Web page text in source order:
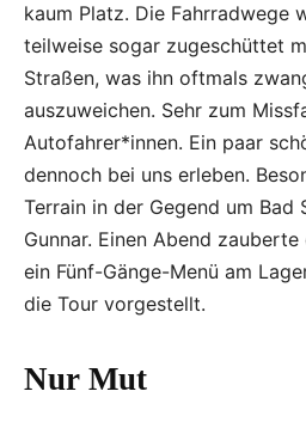
kaum Platz. Die Fahrradwege
teilweise sogar zugeschüttet
Straßen, was ihn oftmals
auszuweichen. Sehr zum
Autofahrer*innen. Ein paar
dennoch bei uns erleben.
Terrain in der Gegend um Bad
Gunnar. Einen Abend
ein Fünf-Gänge-Menü am
die Tour vorgestellt.
Nur Mut